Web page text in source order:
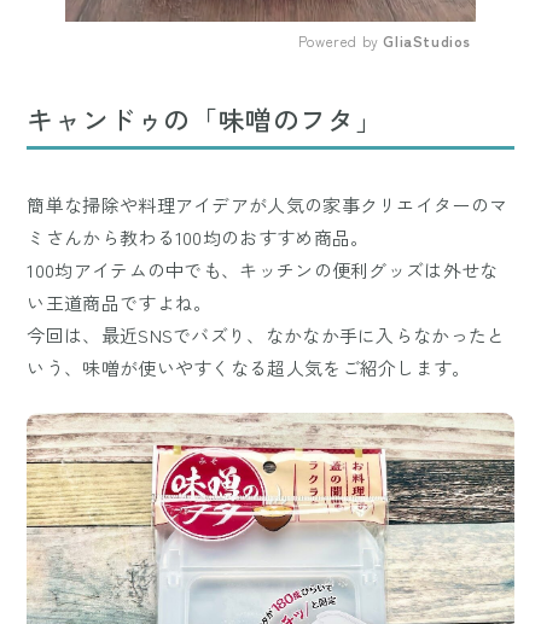
Powered by GliaStudios
キャンドゥの「味噌のフタ」
簡単な掃除や料理アイデアが人気の家事クリエイターのマ
ミさんから教わる100均のおすすめ商品。
100均アイテムの中でも、キッチンの便利グッズは外せな
い王道商品ですよね。
今回は、最近SNSでバズり、なかなか手に入らなかったと
いう、味噌が使いやすくなる超人気をご紹介します。